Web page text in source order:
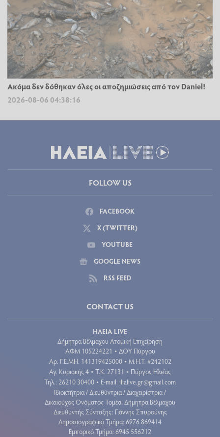
Ακόμα δεν δόθηκαν όλες οι αποζημιώσεις από τον Daniel!
2026-08-06 04:38:16
FOLLOW US
FACEBOOK
X (TWITTER)
YOUTUBE
GOOGLE NEWS
RSS FEED
CONTACT US
ΗΛΕΙΑ LIVE
Δήμητρα Βέλμαχου Ατομική Επιχείρηση
ΑΦΜ 105224221 • ΔΟΥ Πύργου
Aρ. Γ.Ε.ΜΗ. 141319425000 • Μ.Η.Τ. #242102
Αγ. Κυριακής 4 • Τ.Κ. 27131 • Πύργος Ηλείας
Τηλ.: 26210 30400 • E-mail: ilialive.gr@gmail.com
Ιδιοκτήτρια / Διευθύντρια / Διαχειρίστρια /
Δικαιούχος Ονόματος Τομέα: Δήμητρα Βέλμαχου
Διευθυντής Σύνταξης: Γιάννης Σπυρούνης
Δημοσιογραφικό Τμήμα: 6976 869414
Εμπορικό Τμήμα: 6945 556212